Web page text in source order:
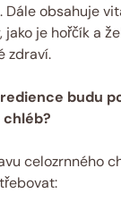
Dále obsahuje
je hořčík a
zdraví.
budu
celozrnného